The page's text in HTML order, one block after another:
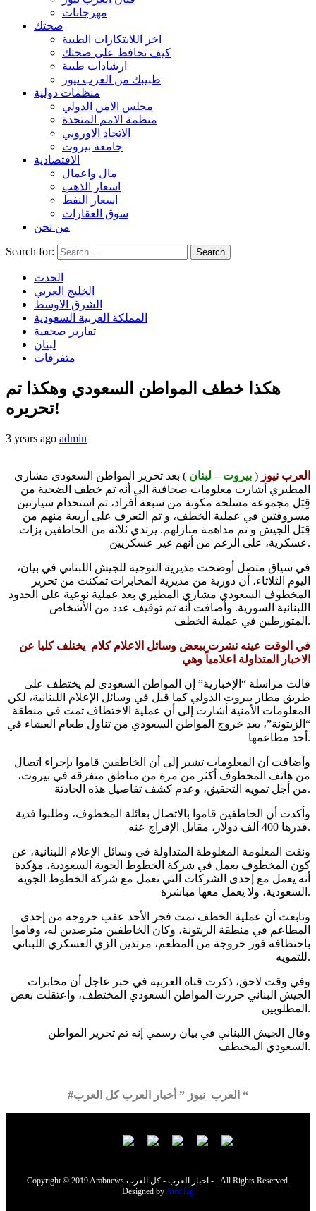
مهرجانات
صحتك
اخر اللابتكارات الطبية
كيف تحافظ على صحتك
ارشادات طبية
طبيبك من العرب نيوز
منظمات دولية
مجلس الامن الدولي
منظمة الامم المتحدة
الاتحاد الاوروبي
جامعة بيروت
الاقتصادية
مال واعمال
اسعار الذهب
اسعار النفط
سوق العقارات
من نحن
Search for:
الحدث
الخليج العربي
الشرق الاوسط
المملكة العربية السعودية
تقارير صحفية
لبنان
متفرقات
هكذا خطف المواطن السعودي وهكذا تم
تحريره!
3 years ago admin
العرب نيوز ( بيروت – لبنان ) بعد تحرير المواطن السعودي مشاري
المطيري أشارت معلومات صحافية الى أنه تم خطف الضحية من
قِبَل مجموعة مسلحة مكونة من سبعة أفراد، تم استخدام سيارتين
مسروقتين في عملية الخطف، و تم التعرف على أربعة منهم من
قِبَل الجيش و تم مداهمة منازلهم. يرتدي ثلاثة من الخاطفين بزات
عسكرية، على الرغم من أنهم غير عسكريين.
في سياق متصل أوضحت مديرية التوجيه للجيش اللبناني في بيان،
اليوم الثلاثاء، أن دورية من مديرية المخابرات تمكنت من تحرير
المخطوف السعودي مشاري المطيري بعد عملية نوعية على الحدود
اللبنانية السورية. وأضافت أنه تم توقيف عدد من الأشخاص
المتورطين في عملية الخطف.
في الوقت عينه نشرت ببعض وسائل الاعلام كلام يخنلف كليا عن
الاخبار المتداولة اعلامياً وهي
قالت مراسلة “الإخبارية” إن المواطن السعودي لم يختطف على
طريق مطار بيروت الدولي كما قيل في وسائل الإعلام اللبنانية، لكن
المعلومات الأمنية أشارت إلى أن عملية الاختطاف تمت في منطقة
“الزيتونة”، بعد خروج المواطن السعودي من تناول طعام العشاء في
أحد مطاعمها.
وأضافت أن المعلومات تشير إلى أن الخاطفين قاموا بإجراء اتصال
من هاتف المخطوف أكثر من مرة من مناطق متفرقة في بيروت،
من أجل تمويه التحقيق، وعدم كشف تفاصيل هذه الحادثة.
وأكدت أن الخاطفين قاموا بالاتصال بعائلة المخطوف، وطلبوا فدية
قدرها 400 ألف دولار، مقابل الإفراج عنه.
ونفت المعلومة المغلوطة المتداولة في وسائل الإعلام اللبنانية، عن
كون المخطوف يعمل في شركة الخطوط الجوية السعودية، مؤكدة
أنه يعمل مع إحدى الشركات التي تعمل مع شركة الخطوط الجوية
السعودية، ولا يعمل معها مباشرة.
وتابعت أن عملية الخطف تمت فجر الأحد عقب خروجه من إحدى
المطاعم في منطقة الزيتونة، وكان الخاطفين مترصدين له، وقاموا
باختطافه فور خروجة من المطعم، مرتدين الزي العسكري اللبناني
للتمويه.
وفي وقت لاحق، ذكرت قناة العربية في خبر عاجل أن مخابرات
الجيش البناني حررت المواطن السعودي المختطف، واعتقلت بعض
المطلوبين.
وقال الجيش اللبناني في بيان رسمي إنه تم تحرير المواطن
السعودي المختطف.
#العرب_نيوز ” أخبار العرب كل العرب “
Copyright © 2019 Arabnews اخبار العرب - كل العرب - . All Rights Reserved.
Designed byAmcTag